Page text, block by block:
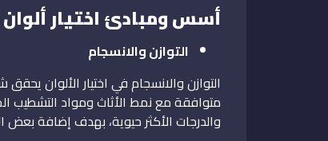
أسس ومبادئ اختيار
التوازن والانسجام
التوازن والانسجام في اختيار الألوان
متوافقة مع نمط الأثاث ومواد التشطيب
والدرجات الأكثر حيوية، بهدف إضافة